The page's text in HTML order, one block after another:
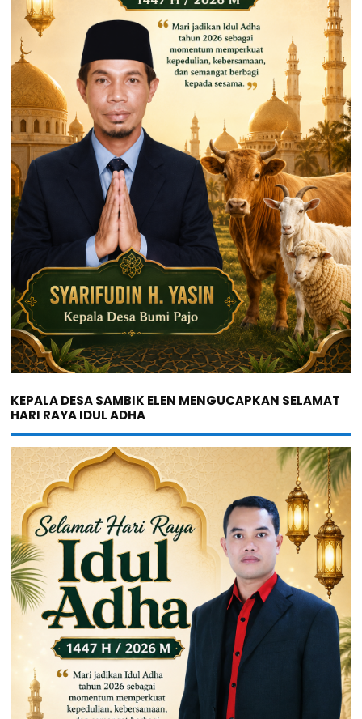
KEPALA DESA SAMBIK ELEN MENGUCAPKAN SELAMAT
HARI RAYA IDUL ADHA